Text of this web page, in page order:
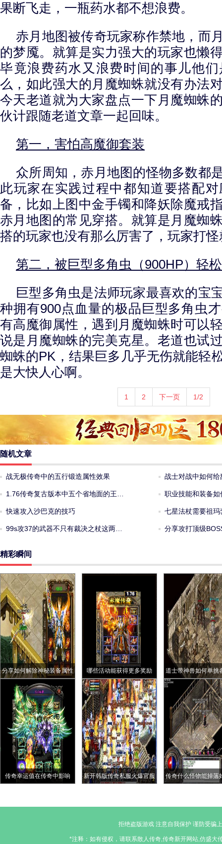
果断飞走，一瓶药水都不想浪费。
赤月地图被传奇玩家称作禁地，而
的梦魇。就算是实力强大的玩家也懒
毕竟浪费药水又浪费时间的事儿他
么，如此强大的月魔蜘蛛就没有办法
今天老道就为大家盘点一下月魔蜘蛛
伙计跟随老道文章一起回味。
第一，害怕高魔御套装
众所周知，赤月地图的怪物多数都
此玩家在实践过程中都知道要搭配
备，比如上图中金手镯和降妖除魔戒
赤月地图的常见穿搭。就算是月魔蜘
搭的玩家也没有那么厉害了，玩家打
第二，被巨型多角虫（900HP）轻
巨型多角虫是法师玩家最喜欢的宝
种拥有900点血量的极品巨型多角虫
有高魔御属性，遇到月魔蜘蛛时可以
说是月魔蜘蛛的完美克星。老道也试
蜘蛛的PK，结果巨多几乎无伤就能轻
是大快人心啊。
1 2 下一页 1/2
随机文章
战无极传奇中的五行锻造属性效果 战士对战中如何
1.76传奇复古版本中五个省地面的王… 职业技能和装备如
快速攻入沙巴克的技巧 七星法杖需要祖
99s攻37的武器不只有裁决之杖这两… 分享攻打顶级
精彩瞬间
分享如何解除神秘装备属性 哪些活动能获得更多奖励 道士带神兽如何单挑
级怪物
传奇幸运值在传奇中影响 新开韩版传奇私服火爆官服 传奇什么怪物能掉落
拒绝盗版游戏 注意自我保护 谨防受骗
*注释：如有侵权，请联系散人传奇,传奇新开网站,仿盛